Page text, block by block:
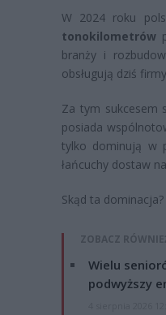
W 2024 roku
tonokilometrów
branży i
obsługują dziś
Za tym sukcesem
posiada
tylko dominują w
łańcuchy dostaw
Skąd ta dominacja?
ZOBACZ
Wielu
podwyższy